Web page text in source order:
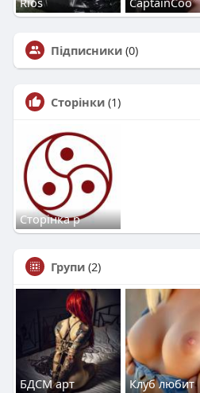
Підписники (0)
Сторінки (1)
Сторінка р
Групи (2)
БДСМ арт Клуб любит